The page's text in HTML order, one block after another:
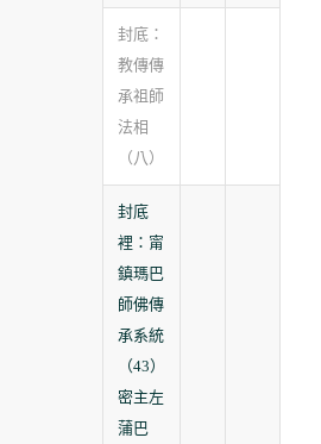
封底：
教傳傳
承祖師
法相
（八）
封底
裡：甯
鎮瑪巴
師佛傳
承系統
（43）
密主左
蒲巴